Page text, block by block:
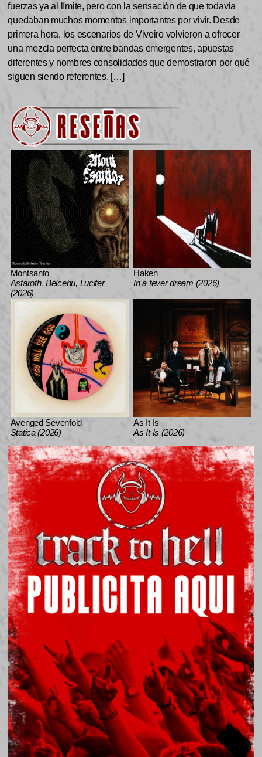
fuerzas ya al límite, pero con la sensación de que todavía
quedaban muchos momentos importantes por vivir. Desde
primera hora, los escenarios de Viveiro volvieron a ofrecer
una mezcla perfecta entre bandas emergentes, apuestas
diferentes y nombres consolidados que demostraron por qué
siguen siendo referentes. […]
Montsanto
Astaroth, Bélcebu, Lucifer
(2026)
Haken
In a fever dream (2026)
Avenged Sevenfold
Statica (2026)
As It Is
As It Is (2026)